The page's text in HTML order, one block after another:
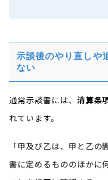
示談後のやり直しや
ない
通常示談書には、 清算条
れています。
「甲及び乙は、甲と乙
書に定めるもののほかに